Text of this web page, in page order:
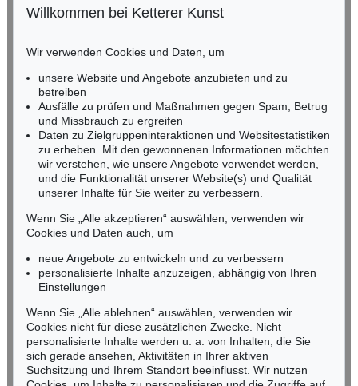
Auktion 499 - Lot 75
Ergebnis:€ 65.000
Auktion 282 - Lot 892
Ergebnis:€ 59.800
Auktion 522 - Lot 404
Im Lehnstuhl Sitzende von vorne , 1904
Ergebnis:€ 50.000
Auktion 392 - Lot 16
Liebespaar, 1908
Ergebnis:€ 48.800
RHEINLAND-PFALZ
Miriam Heß
Tel.: +49 (0)62 21 58 80-038
Fax: +49 (0)62 21 58 80-595
infoheidelberg@kettererkunst.de
NORDDEUTSCHLAND
Nico Kassel, M.A.
Tel.: +49 (0)89 55244-164
Mobil: +49 (0)171 8618661
n.kassel@kettererkunst.de
Keine Auktion mehr verpassen!
Wir informieren Sie rechtzeitig.
Jetzt zum Newsletter anmelden >
Willkommen bei Ketterer Kunst
Wir verwenden Cookies und Daten, um
unsere Website und Angebote anzubieten und zu
betreiben
Ausfälle zu prüfen und Maßnahmen gegen Spam, Betrug
und Missbrauch zu ergreifen
Daten zu Zielgruppeninteraktionen und Websitestatistiken
zu erheben. Mit den gewonnenen Informationen möchten
wir verstehen, wie unsere Angebote verwendet werden,
und die Funktionalität unserer Website(s) und Qualität
unserer Inhalte für Sie weiter zu verbessern.
Wenn Sie „Alle akzeptieren“ auswählen, verwenden wir
Cookies und Daten auch, um
neue Angebote zu entwickeln und zu verbessern
personalisierte Inhalte anzuzeigen, abhängig von Ihren
Einstellungen
Wenn Sie „Alle ablehnen“ auswählen, verwenden wir
Cookies nicht für diese zusätzlichen Zwecke. Nicht
personalisierte Inhalte werden u. a. von Inhalten, die Sie
sich gerade ansehen, Aktivitäten in Ihrer aktiven
Suchsitzung und Ihrem Standort beeinflusst. Wir nutzen